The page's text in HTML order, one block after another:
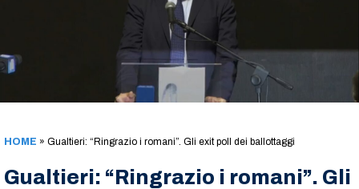
HOME » Gualtieri: “Ringrazio i romani”. Gli exit poll dei ballottaggi
Gualtieri: “Ringrazio i romani”. Gli